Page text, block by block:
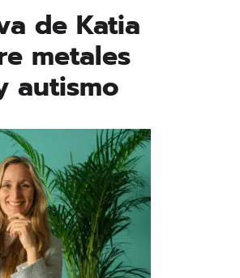
de Katia
metales
autismo